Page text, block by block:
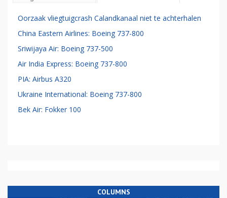
Oorzaak vliegtuigcrash Calandkanaal niet te achterhalen
China Eastern Airlines: Boeing 737-800
Sriwijaya Air: Boeing 737-500
Air India Express: Boeing 737-800
PIA: Airbus A320
Ukraine International: Boeing 737-800
Bek Air: Fokker 100
COLUMNS